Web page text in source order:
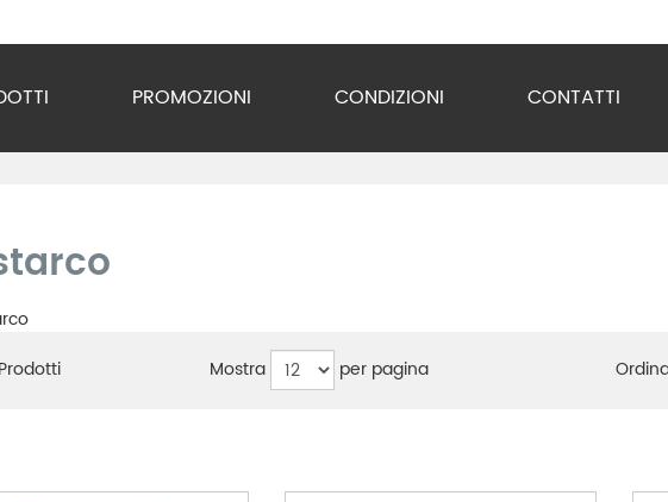
Inox
PROMOZIONI CONDIZIONI CONTATTI
Mostra per pagina